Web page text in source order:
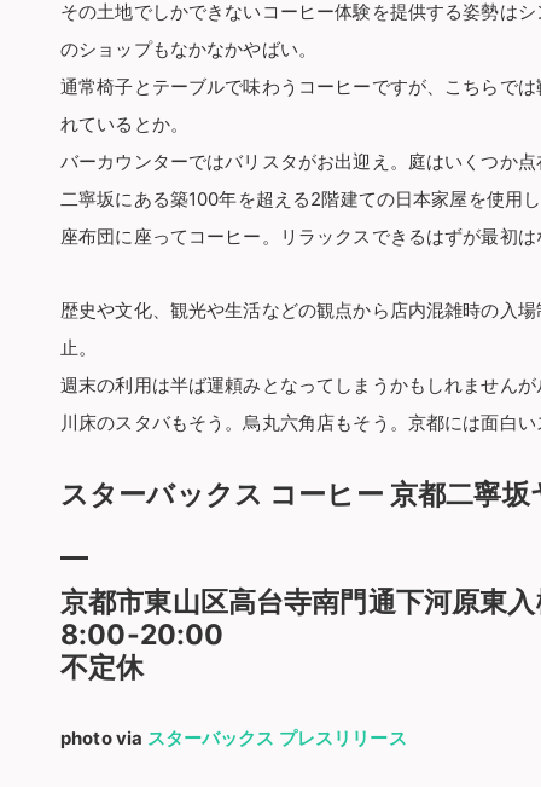
その土地でしかできないコーヒー体験を提供する姿勢は
のショップもなかなかやばい。
通常椅子とテーブルで味わうコーヒーですが、こちらで
れているとか。
バーカウンターではバリスタがお出迎え。庭はいくつか
二寧坂にある築100年を超える2階建ての日本家屋を使用
座布団に座ってコーヒー。リラックスできるはずが最初
歴史や文化、観光や生活などの観点から店内混雑時の入
止。
週末の利用は半ば運頼みとなってしまうかもしれません
川床のスタバもそう。烏丸六角店もそう。京都には面白
スターバックス コーヒー 京都二寧坂
京都市東山区高台寺南門通下河原東
8:00-20:00
不定休
photo via スターバックス プレスリリース